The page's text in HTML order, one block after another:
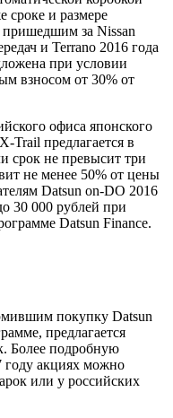
сроке и размере
пришедшим за Nissan
и Terrano 2016 года
при условии
взносом от 30% от
офиса японского
Trail предлагается в
срок не превысит три
не менее 50% от цены
Datsun on-DO 2016
30 000 рублей при
Datsun Finance.
покупку Datsun
предлагается
Более подробную
акциях можно
или у российских